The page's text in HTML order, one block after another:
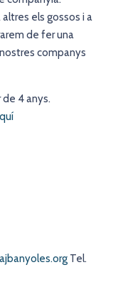
els gossos i a
de fer una
companys
4 anys.
Tel.